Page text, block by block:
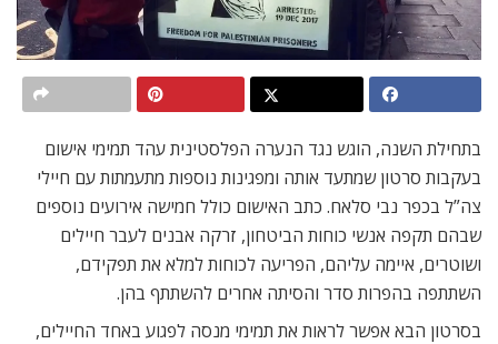
בתחילת השנה, הוגש נגד הנערה הפלסטינית עהד תמימי אישום
בעקבות סרטון שמתעד אותה ומפגינות נוספות מתעמתות עם חיילי
צה”ל בכפר נבי סלאח. כתב האישום כולל חמישה אירועים נוספים
שבהם תקפה אנשי כוחות הביטחון, זרקה אבנים לעבר חיילים
ושוטרים, איימה עליהם, הפריעה לכוחות למלא את תפקידם,
השתתפה בהפרות סדר והסיתה אחרים להשתתף בהן.
בסרטון הבא אפשר לראות את תמימי מנסה לפגוע באחד החיילים,